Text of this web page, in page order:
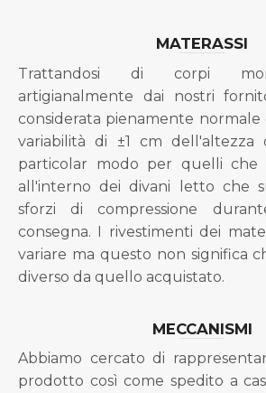
MATERASSI
Trattandosi di corpi
artigianalmente dai nostri
considerata pienamente
variabilità di ±1 cm dell'altezza
particolar modo per quelli che
all'interno dei divani letto che
sforzi di compressione
consegna. I rivestimenti dei
variare ma questo non significa
diverso da quello acquistato.
MECCANISMI
Abbiamo cercato di
prodotto così come spedito a